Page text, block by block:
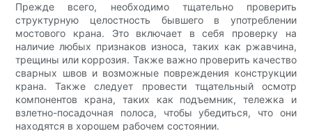
Прежде всего, необходимо тщательно проверить
структурную целостность бывшего в употреблении
мостового крана. Это включает в себя проверку на
наличие любых признаков износа, таких как ржавчина,
трещины или коррозия. Также важно проверить качество
сварных швов и возможные повреждения конструкции
крана. Также следует провести тщательный осмотр
компонентов крана, таких как подъемник, тележка и
взлетно-посадочная полоса, чтобы убедиться, что они
находятся в хорошем рабочем состоянии.